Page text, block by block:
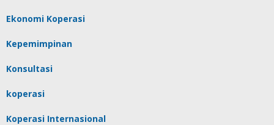
Ekonomi Koperasi
Kepemimpinan
Konsultasi
koperasi
Koperasi Internasional